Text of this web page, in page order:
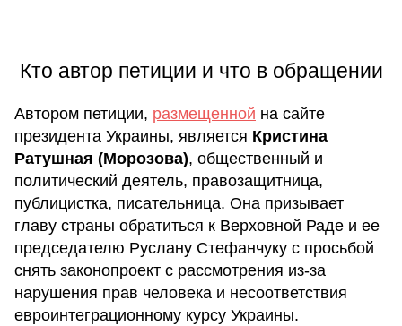
Кто автор петиции и что в обращении
Автором петиции, размещенной на сайте
президента Украины, является Кристина
Ратушная (Морозова), общественный и
политический деятель, правозащитница,
публицистка, писательница. Она призывает
главу страны обратиться к Верховной Раде и ее
председателю Руслану Стефанчуку с просьбой
снять законопроект с рассмотрения из-за
нарушения прав человека и несоответствия
евроинтеграционному курсу Украины.